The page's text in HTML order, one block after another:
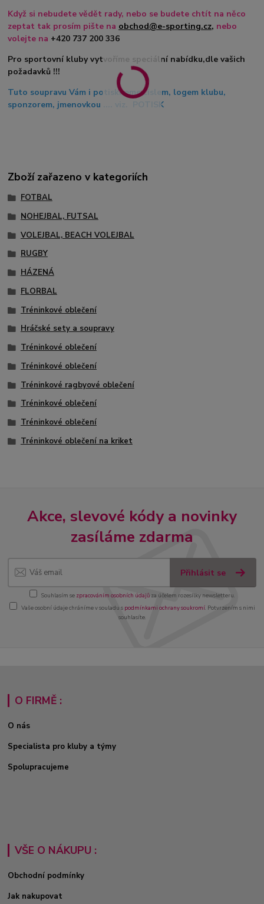
Když si nebudete vědět rady, nebo se budete chtít na něco
zeptat tak prosím pište na obchod@e-sporting.cz, nebo
volejte na +420 737 200 336
Pro sportovní kluby vytvoříme speciální nabídku,dle vašich
požadavků !!!
Tuto soupravu Vám i potiskneme číslem, logem klubu,
sponzorem, jmenovkou .... viz. POTISK
Zboží zařazeno v kategoriích
FOTBAL
NOHEJBAL, FUTSAL
VOLEJBAL, BEACH VOLEJBAL
RUGBY
HÁZENÁ
FLORBAL
Tréninkové oblečení
Hráčské sety a soupravy
Tréninkové oblečení
Tréninkové oblečení
Tréninkové ragbyové oblečení
Tréninkové oblečení
Tréninkové oblečení
Tréninkové oblečení na kriket
Akce, slevové kódy a novinky
zasíláme zdarma
Přihlásit se
Souhlasím se zpracováním osobních údajůza účelem rozesílky newsletteru.
Vaše osobní údaje chráníme v souladu s podmínkami ochrany soukromí. Potvrzením s nimi
souhlasíte.
O FIRMĚ :
O nás
Specialista pro kluby a týmy
Spolupracujeme
VŠE O NÁKUPU :
Obchodní podmínky
Jak nakupovat